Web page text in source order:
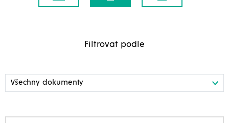
Filtrovat podle